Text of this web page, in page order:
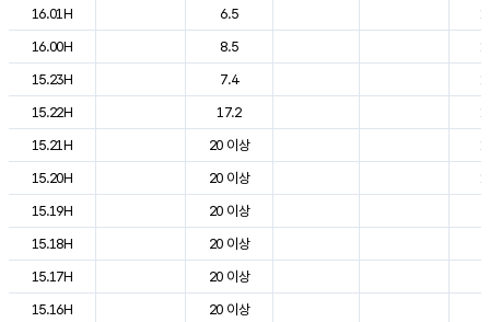
16.01H
6.5
16.00H
8.5
15.23H
7.4
15.22H
17.2
15.21H
20 이상
15.20H
20 이상
15.19H
20 이상
15.18H
20 이상
15.17H
20 이상
15.16H
20 이상